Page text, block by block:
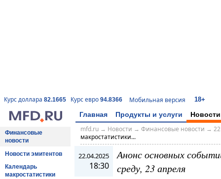
Курс доллара 82.1665 Курс евро 94.8366 Мобильная версия 18+
Главная Продукты и услуги Новости
Финансовые
новости
Новости эмитентов
Календарь
макростатистики
mfd.ru→ Новости → Финансовые новости →
макростатистики...
22.04.2025
18:30
Анонс основных
среду, 23 апреля